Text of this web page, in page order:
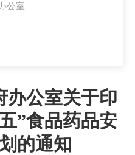
公室
办公室关于印
”食品药品安
的通知